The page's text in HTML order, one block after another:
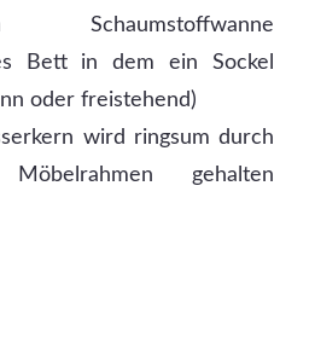
Schaumstoffwanne
Bett in dem ein Sockel
oder freistehend)
wird ringsum durch
gehalten